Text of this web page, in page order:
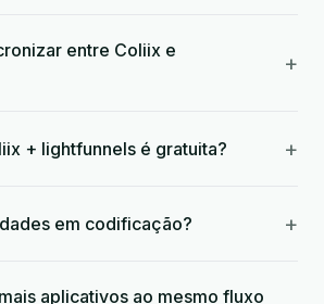
entre Coliix e
+
+ lightfunnels é gratuita? +
em codificação? +
aplicativos ao mesmo fluxo